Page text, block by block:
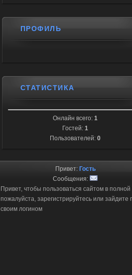
ПРОФИЛЬ
СТАТИСТИКА
Онлайн всего: 1
Гостей: 1
Пользователей: 0
Привет: Гость
Сообщения:
Привет, чтобы пользоваться сайтом в
пожалуйста, зарегистрируйтесь или зайдите
своим логином